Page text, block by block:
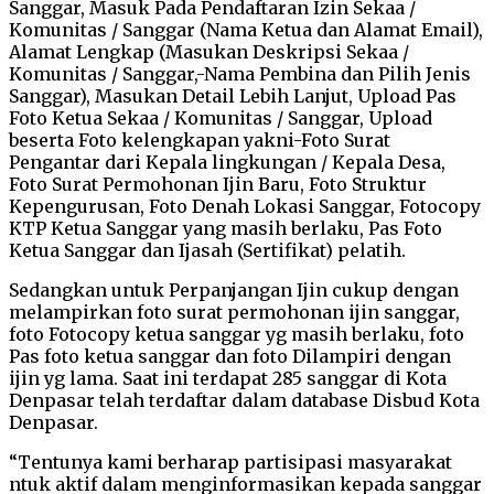
Sanggar, Masuk Pada Pendaftaran Izin Sekaa /
Komunitas / Sanggar (Nama Ketua dan Alamat Email),
Alamat Lengkap (Masukan Deskripsi Sekaa /
Komunitas / Sanggar,-Nama Pembina dan Pilih Jenis
Sanggar), Masukan Detail Lebih Lanjut, Upload Pas
Foto Ketua Sekaa / Komunitas / Sanggar, Upload
beserta Foto kelengkapan yakni-Foto Surat
Pengantar dari Kepala lingkungan / Kepala Desa,
Foto Surat Permohonan Ijin Baru, Foto Struktur
Kepengurusan, Foto Denah Lokasi Sanggar, Fotocopy
KTP Ketua Sanggar yang masih berlaku, Pas Foto
Ketua Sanggar dan Ijasah (Sertifikat) pelatih.
Sedangkan untuk Perpanjangan Ijin cukup dengan
melampirkan foto surat permohonan ijin sanggar,
foto Fotocopy ketua sanggar yg masih berlaku, foto
Pas foto ketua sanggar dan foto Dilampiri dengan
ijin yg lama. Saat ini terdapat 285 sanggar di Kota
Denpasar telah terdaftar dalam database Disbud Kota
Denpasar.
“Tentunya kami berharap partisipasi masyarakat
ntuk aktif dalam menginformasikan kepada sanggar